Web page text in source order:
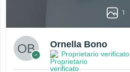
1
Ornella Bono
Proprietario verificato